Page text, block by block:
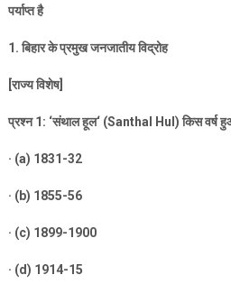
पर्याप्त है
1.बिहार के प्रमुख जनजातीय विद्रोह
[राज्य विशेष]
प्रश्न1: ‘संथाल हूल‘ (Santhal Hul)किस वर्ष
· (a) 1831-32
· (b) 1855-56
· (c) 1899-1900
· (d) 1914-15